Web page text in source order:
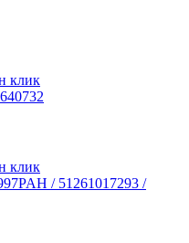
клик
клик
/ 51261017293 /